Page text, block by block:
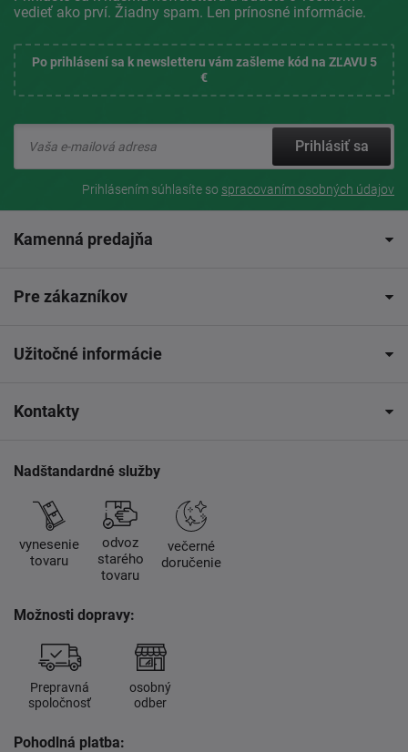
vedieť ako prví. Žiadny spam. Len prínosné informácie.
Po prihlásení sa k newsletteru vám zašleme kód na ZĽAVU 5
€
Prihlásiť sa
Prihlásením súhlasíte so spracovaním osobných údajov
Kamenná predajňa
Pre zákazníkov
Užitočné informácie
Kontakty
Nadštandardné služby
vynesenie
tovaru
odvoz
starého
tovaru
večerné
doručenie
Možnosti dopravy:
Prepravná
spoločnosť
osobný
odber
Pohodlná platba: